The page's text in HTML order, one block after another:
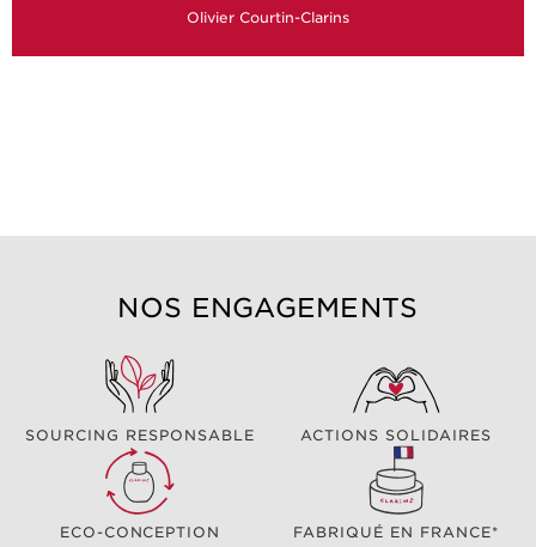
Olivier Courtin-Clarins
NOS ENGAGEMENTS
SOURCING RESPONSABLE ACTIONS SOLIDAIRES
ECO-CONCEPTION FABRIQUÉ EN FRANCE*